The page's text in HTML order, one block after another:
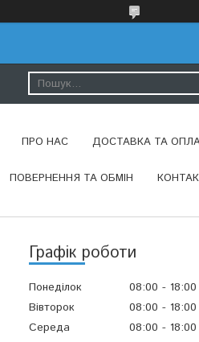
ПРО НАС ДОСТАВКА ТА
ПОВЕРНЕННЯ ТА ОБМІН
Графік роботи
Понеділок 08:00
18:00
Вівторок
08:00
18:00
Середа
08:00
18:00